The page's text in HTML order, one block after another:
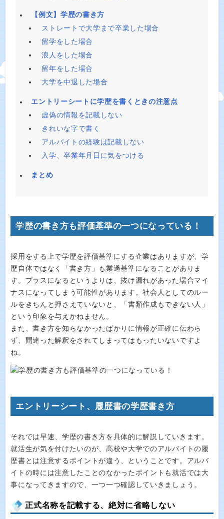
【例文】学歴の書き方
ストレートで大学まで卒業した場合
留学をした場合
浪人をした場合
留年をした場合
大学を中退した場合
エントリーシートに学歴を書くときの注意点
虚偽の情報を記載しない
きれいな字で書く
アルバイトの経験は記載しない
入学、卒業年月日に気をつける
まとめ
学歴の書き方も評価基準の一つになっている！
採用をする上で学歴を評価基準にする企業はありますが、学
歴自体ではなく「書き方」も業過基準になることがありま
す。プラスになるというよりは、抜け漏れがあった場合マイ
ナスになってしまう可能性があります。社会人としてのルー
ルをきちんと押さえていないと、「書類作成もできない人」
という印象を与えかねません。
また、書き方を知らなかったばかりに情報が正確に伝わら
ず、間違った解釈をされてしまってはもったいないですよ
ね。
エントリーシート、履歴書の学歴書き方
それでは早速、学歴の書き方を具体的に解説していきます。
就活生が気を付けたいのが、高校や大学でのアルバイトの履
歴書とは注意するポイントが違う、ということです。アルバ
イトの時には注意したことのなかったポイントも就活では大
事になってきますので、一つ一つ確認していきましょう。
正式名称を記載する、絶対に省略しない